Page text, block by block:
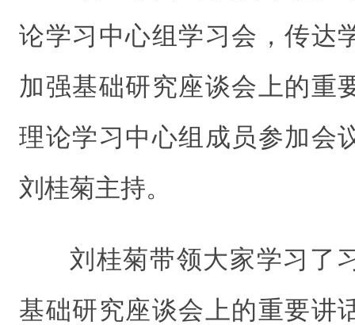
论学习中心组学习会，传达
加强基础研究座谈会上的重
理论学习中心组成员参加会
刘桂菊主持。
刘桂菊带领大家学习了
基础研究座谈会上的重要讲